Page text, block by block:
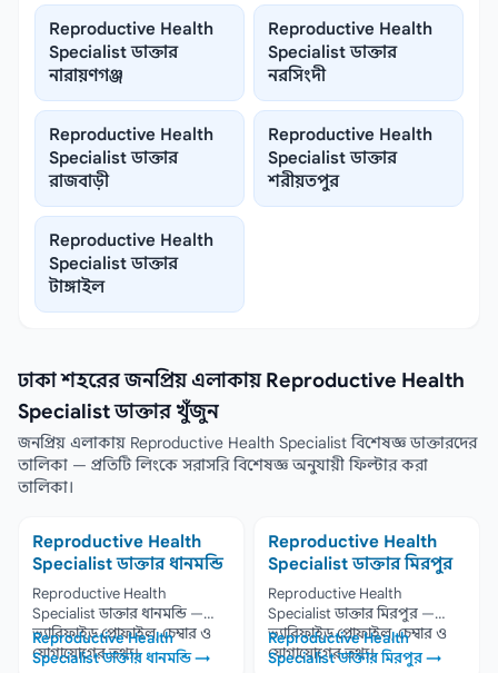
Reproductive Health
Specialist ডাক্তার
নারায়ণগঞ্জ
Reproductive Health
Specialist ডাক্তার
নরসিংদী
Reproductive Health
Specialist ডাক্তার
রাজবাড়ী
Reproductive Health
Specialist ডাক্তার
শরীয়তপুর
Reproductive Health
Specialist ডাক্তার
টাঙ্গাইল
ঢাকা শহরের জনপ্রিয় এলাকায় Reproductive Health
Specialist ডাক্তার খুঁজুন
জনপ্রিয় এলাকায় Reproductive Health Specialist বিশেষজ্ঞ ডাক্তারদের
তালিকা — প্রতিটি লিংকে সরাসরি বিশেষজ্ঞ অনুযায়ী ফিল্টার করা
তালিকা।
Reproductive Health
Specialist ডাক্তার ধানমন্ডি
Reproductive Health
Specialist ডাক্তার ধানমন্ডি —
ভ্যারিফাইড প্রোফাইল, চেম্বার ও
যোগাযোগের তথ্য।
Reproductive Health
Specialist ডাক্তার ধানমন্ডি →
Reproductive Health
Specialist ডাক্তার মিরপুর
Reproductive Health
Specialist ডাক্তার মিরপুর —
ভ্যারিফাইড প্রোফাইল, চেম্বার ও
যোগাযোগের তথ্য।
Reproductive Health
Specialist ডাক্তার মিরপুর →